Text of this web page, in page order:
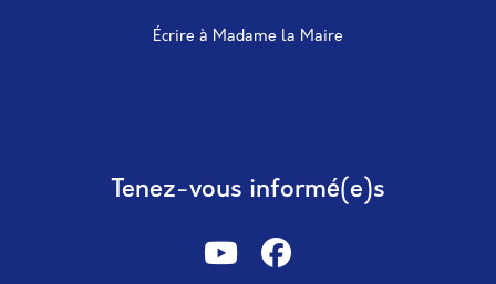
Écrire à Madame la Maire
Tenez-vous informé(e)s